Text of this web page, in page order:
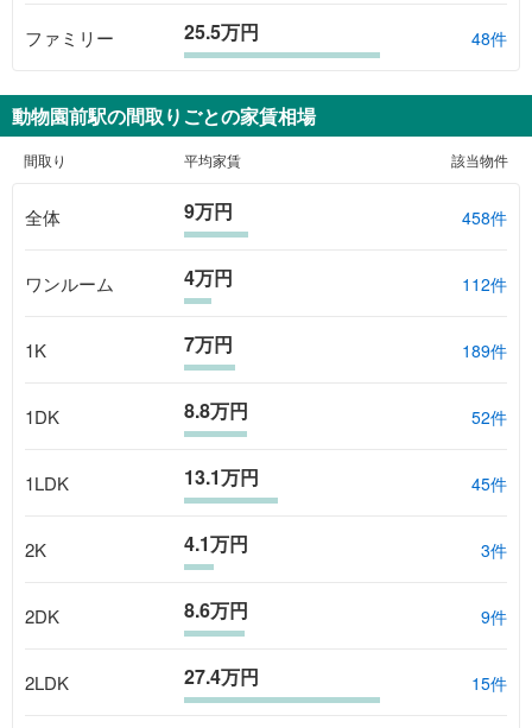
ファミリー 25.5万円 48件
動物園前駅の間取りごとの家賃相場
間取り 平均家賃 該当物件
全体 9万円 458件
ワンルーム 4万円 112件
1K 7万円 189件
1DK 8.8万円 52件
1LDK 13.1万円 45件
2K 4.1万円 3件
2DK 8.6万円 9件
2LDK 27.4万円 15件